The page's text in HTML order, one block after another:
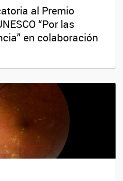
al Premio
“Por las
en colaboración